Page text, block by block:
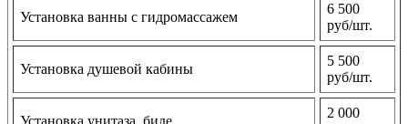
Установка ванны с гидромассажем
6 500
руб/шт.
Установка душевой кабины
5 500
руб/шт.
2 000